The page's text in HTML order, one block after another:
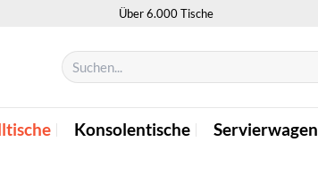
Über 6.000 Tische
Suchen
nach:
Konsolentische Servierwagen